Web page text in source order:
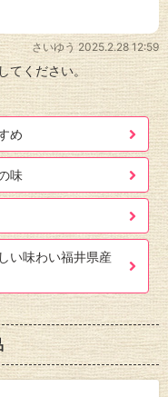
さいゆう2025.2.28 12:59
してください。
め
味
い味わい福井県産